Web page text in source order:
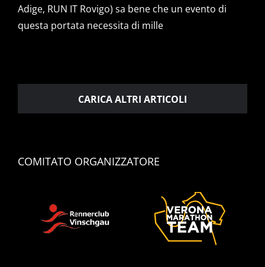
Adige, RUN IT Rovigo) sa bene che un evento di
questa portata necessita di mille
CARICA ALTRI ARTICOLI
COMITATO ORGANIZZATORE